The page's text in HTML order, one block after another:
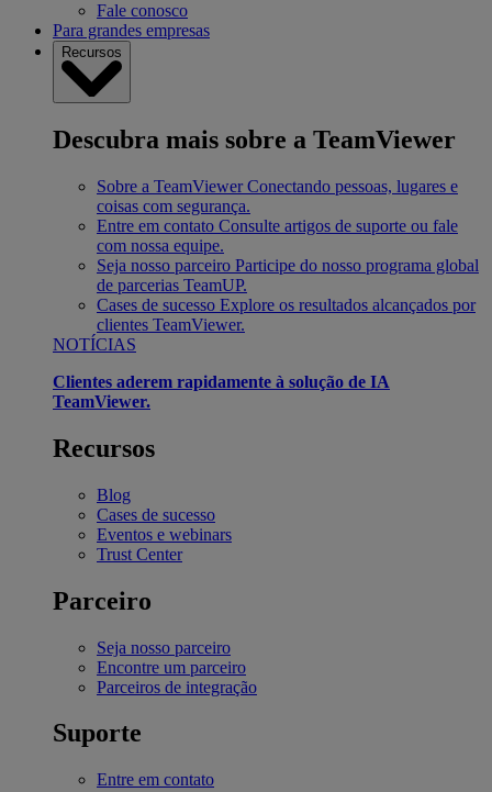
Fale conosco
Para grandes empresas
Recursos
Descubra mais sobre a TeamViewer
Sobre a TeamViewer Conectando pessoas, lugares e
coisas com segurança.
Entre em contato Consulte artigos de suporte ou fale
com nossa equipe.
Seja nosso parceiro Participe do nosso programa global
de parcerias TeamUP.
Cases de sucesso Explore os resultados alcançados por
clientes TeamViewer.
NOTÍCIAS
Clientes aderem rapidamente à solução de IA
TeamViewer.
Recursos
Blog
Cases de sucesso
Eventos e webinars
Trust Center
Parceiro
Seja nosso parceiro
Encontre um parceiro
Parceiros de integração
Suporte
Entre em contato